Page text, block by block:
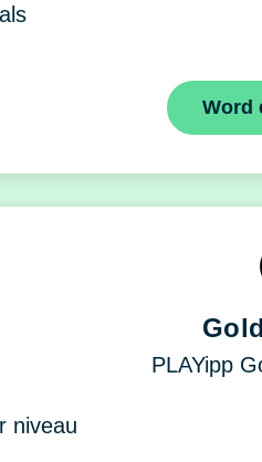
Word
PLAYipp
niveau